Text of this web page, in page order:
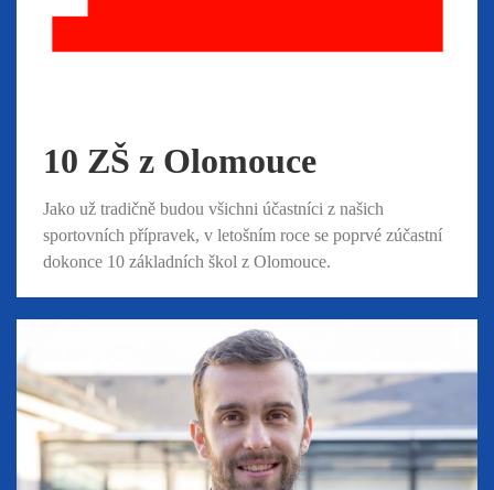
10 ZŠ z Olomouce
Jako už tradičně budou všichni účastníci z našich
sportovních přípravek, v letošním roce se poprvé zúčastní
dokonce 10 základních škol z Olomouce.